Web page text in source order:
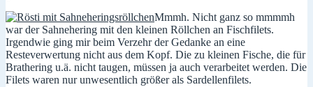
Mmmh. Nicht ganz so mmmmh
war der Sahnehering mit den kleinen Röllchen an Fischfilets.
Irgendwie ging mir beim Verzehr der Gedanke an eine
Resteverwertung nicht aus dem Kopf. Die zu kleinen Fische, die für
Brathering u.ä. nicht taugen, müssen ja auch verarbeitet werden. Die
Filets waren nur unwesentlich größer als Sardellenfilets.